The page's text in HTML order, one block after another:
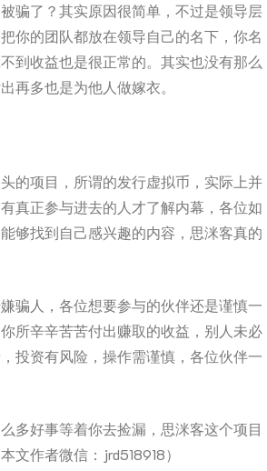
骗了？其实原因很简单，不过是领导层
你的团队都放在领导自己的名下，你名
到收益也是很正常的。其实也没有那么
再多也是为他人做嫁衣。
的项目，所谓的发行虚拟币，实际上并
真正参与进去的人才了解内幕，各位如
够找到自己感兴趣的内容，思洣客真的
骗人，各位想要参与的伙伴还是谨慎一
所辛辛苦苦付出赚取的收益，别人未必
投资有风险，操作需谨慎，各位伙伴一
多好事等着你去捡漏，思洣客这个项目
文作者微信：jrd518918）